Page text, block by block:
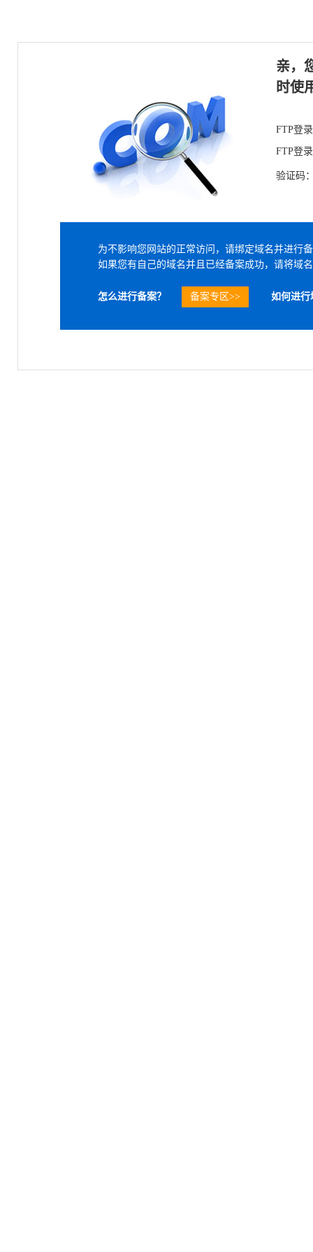
亲，
时使
FTP登
FTP登
验证码
为不影响您网站的正常访问，请绑定域名并进行
如果您有自己的域名并且已经备案成功，请将域
备案专区>> 如何进行
怎么进行备案？